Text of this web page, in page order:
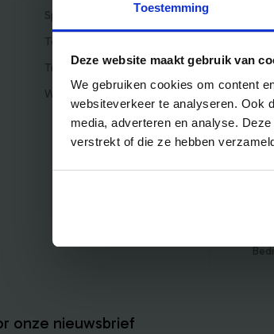
Toestemming
Deze website maakt gebruik van
We gebruiken cookies om content
websiteverkeer te analyseren. Ook
media, adverteren en analyse.
verstrekt of die ze hebben
Sportief
Teambuilding
Traktaties & Geschenken
Workshops
onze nieuwsbrief